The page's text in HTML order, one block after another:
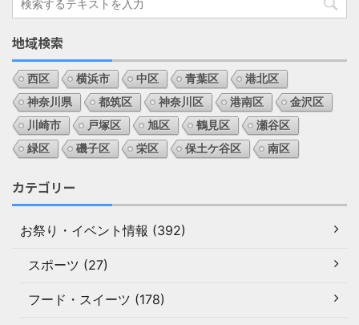
地域検索
西区 横浜市 中区 青葉区
港北区
神奈川県
都筑区 神奈川区 港南区
金沢区
川崎市
戸塚区 旭区 鶴見区
瀬谷区
緑区
磯子区 栄区 保土ケ谷区 南区
カテゴリー
お祭り・イベント情報 (392)
スポーツ (27)
フード・スイーツ (178)